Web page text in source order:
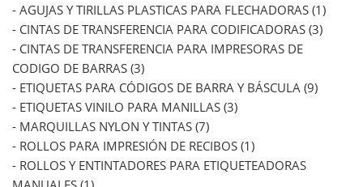
- AGUJAS Y TIRILLAS PLASTICAS PARA FLECHADORAS (1)
- CINTAS DE TRANSFERENCIA PARA CODIFICADORAS (3)
- CINTAS DE TRANSFERENCIA PARA IMPRESORAS DE
CODIGO DE BARRAS (3)
- ETIQUETAS PARA CÓDIGOS DE BARRA Y BÁSCULA (9)
- ETIQUETAS VINILO PARA MANILLAS (3)
- MARQUILLAS NYLON Y TINTAS (7)
- ROLLOS PARA IMPRESIÓN DE RECIBOS (1)
- ROLLOS Y ENTINTADORES PARA ETIQUETEADORAS